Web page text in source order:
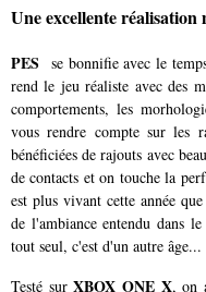
Une excellente réalisation
PES se bonnifie avec le
rend le jeu réaliste avec des
comportements, les
vous rendre compte sur les
bénéficiées de rajouts avec
de contacts et on touche la
est plus vivant cette année
de l'ambiance entendu dans
tout seul, c'est d'un autre âge...
Testé surXBOX ONE X, on